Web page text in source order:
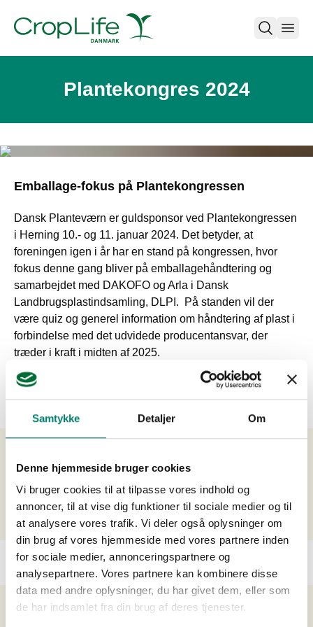
Samtykke Detaljer Om
Denne hjemmeside bruger cookies
Vi bruger cookies til at tilpasse vores indhold og
annoncer, til at vise dig funktioner til sociale medier og til
at analysere vores trafik. Vi deler også oplysninger om
din brug af vores hjemmeside med vores partnere inden
for sociale medier, annonceringspartnere og
analysepartnere. Vores partnere kan kombinere disse
data med andre oplysninger, du har givet dem, eller som
de har indsamlet fra din brug af deres tjenester.
open
Plantekongres 2024
Emballage-fokus på Plantekongressen
Dansk Planteværn er guldsponsor ved Plantekongressen
i Herning 10.- og 11. januar 2024. Det betyder, at
foreningen igen i år har en stand på kongressen, hvor
fokus denne gang bliver på emballagehåndtering og
samarbejdet med DAKOFO og Arla i Dansk
Landbrugsplastindsamling, DLPI. På standen vil der
være quiz og generel information om håndtering af plast i
forbindelse med det udvidede producentansvar, der
træder i kraft i midten af 2025.
Tilmelding skal ske på Plantekongres.dk
Sted:MCH Herning Kongrescenter Østergade 37, 7400
Herning
Kommende arrangementer